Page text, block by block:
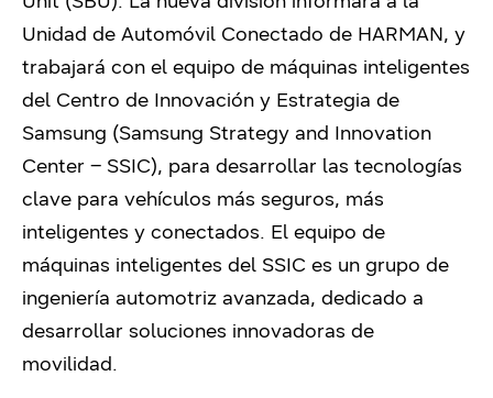
Unidad de Automóvil Conectado de HARMAN, y
trabajará con el equipo de máquinas inteligentes
del Centro de Innovación y Estrategia de
Samsung (Samsung Strategy and Innovation
Center – SSIC), para desarrollar las tecnologías
clave para vehículos más seguros, más
inteligentes y conectados. El equipo de
máquinas inteligentes del SSIC es un grupo de
ingeniería automotriz avanzada, dedicado a
desarrollar soluciones innovadoras de
movilidad.